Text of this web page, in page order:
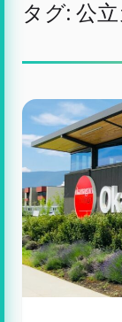
タグ: 公